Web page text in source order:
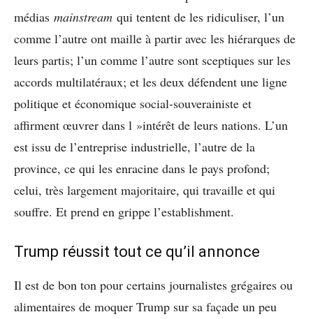
médias mainstream qui tentent de les ridiculiser, l’un
comme l’autre ont maille à partir avec les hiérarques de
leurs partis; l’un comme l’autre sont sceptiques sur les
accords multilatéraux; et les deux défendent une ligne
politique et économique social-souverainiste et
affirment œuvrer dans l »intérêt de leurs nations. L’un
est issu de l’entreprise industrielle, l’autre de la
province, ce qui les enracine dans le pays profond;
celui, très largement majoritaire, qui travaille et qui
souffre. Et prend en grippe l’establishment.
Trump réussit tout ce qu’il annonce
Il est de bon ton pour certains journalistes grégaires ou
alimentaires de moquer Trump sur sa façade un peu